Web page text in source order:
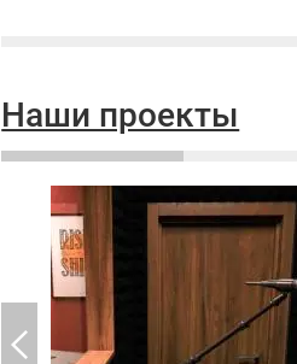
Наши проекты